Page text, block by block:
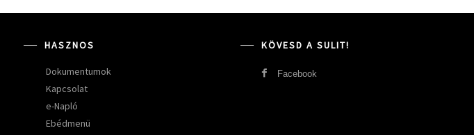
HASZNOS
Dokumentumok
Kapcsolat
e-Napló
Ebédmenü
KÖVESD A SULIT!
Facebook